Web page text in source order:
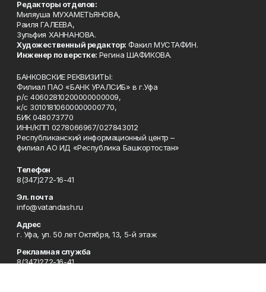
Редакторы отделов:
Миляуша МУХАМЕТЬЯНОВА,
Раиля ГАЛЕЕВА,
Зульфия ХАННАНОВА.
Художественный редактор: Факил МУСТАФИН.
Инженер по верстке: Регина ШАФИКОВА.
БАНКОВСКИЕ РЕКВИЗИТЫ:
Филиал ПАО «БАНК УРАЛСИБ» в г.Уфа
р/с 40602810200000000009,
к/с 30101810600000000770,
БИК 048073770
ИНН/КПП 0278066967/027843012
Республиканский информационный центр –
филиал АО ИД «Республика Башкортостан»
Телефон
8(347)272-16-41
Эл. почта
info@vatandash.ru
Адрес
г. Уфа, ул. 50 лет Октября, 13, 5-й этаж
Рекламная служба
8(347)272-16-41